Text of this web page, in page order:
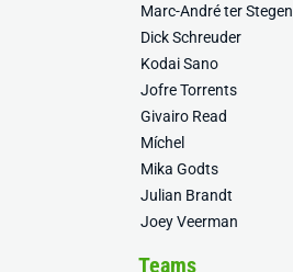
Marc-André ter Stegen
Dick Schreuder
Kodai Sano
Jofre Torrents
Givairo Read
Míchel
Mika Godts
Julian Brandt
Joey Veerman
Teams